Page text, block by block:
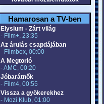
Hamarosan a TV-ben
Elysium - Zárt világ
- Film+, 23:35
Az árulás csapdájában
- Filmbox, 00:00
A Megtorló
- AMC, 00:20
Jóbarátnők
- Film4, 00:55
Vissza a gyökerekhez
- Mozi Klub, 01:00